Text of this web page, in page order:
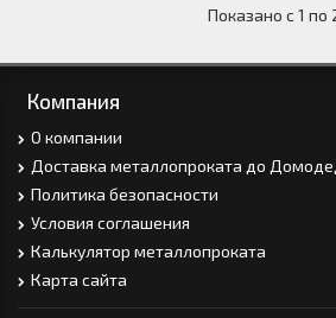
Показано с 1 по
Компания
О компании
Доставка металлопроката до
Политика безопасности
Условия соглашения
Калькулятор металлопроката
Карта сайта